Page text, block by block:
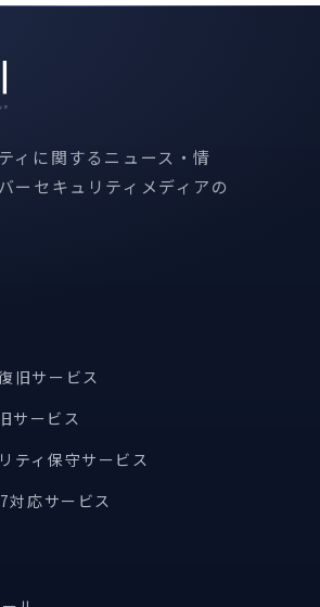
ィに関するニュース・情
ーセキュリティメディアの
旧サービス
サービス
ティ保守サービス
応サービス